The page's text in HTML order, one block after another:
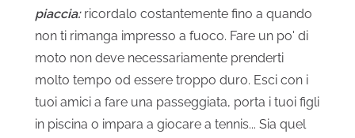
piaccia: ricordalo costantemente fino a quando
non ti rimanga impresso a fuoco. Fare un po' di
moto non deve necessariamente prenderti
molto tempo od essere troppo duro. Esci con i
tuoi amici a fare una passeggiata, porta i tuoi figli
in piscina o impara a giocare a tennis... Sia quel